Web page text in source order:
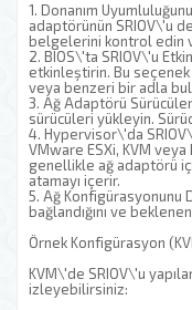
1. Donanım
adaptörünün SRIOV\'u
belgelerini kontrol edin
2. BIOS\'ta SRIOV\'u
etkinleştirin. Bu
veya benzeri bir adla
3. Ağ Adaptörü
sürücüleri yükleyin.
4. Hypervisor\'da
VMware ESXi, KVM veya
genellikle ağ adaptörü
atamayı içerir.
5. Ağ Konfigürasyonunu
bağlandığını ve
Örnek Konfigürasyon
KVM\'de SRIOV\'u
izleyebilirsiniz: